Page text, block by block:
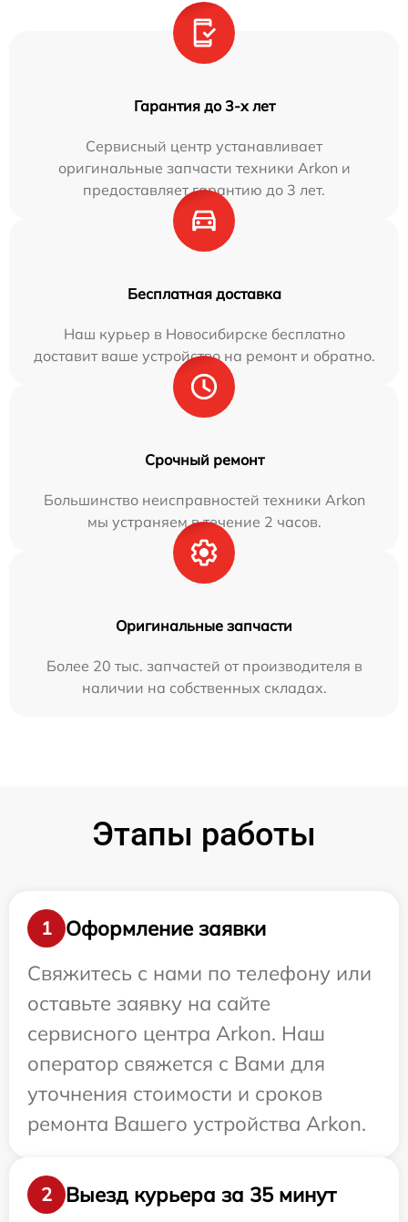
Гарантия до 3-х лет
Сервисный центр устанавливает
оригинальные запчасти техники Arkon и
предоставляет гарантию до 3 лет.
Бесплатная доставка
Наш курьер в Новосибирске бесплатно
доставит ваше устройство на ремонт и обратно.
Срочный ремонт
Большинство неисправностей техники Arkon
мы устраняем в течение 2 часов.
Оригинальные запчасти
Более 20 тыс. запчастей от производителя в
наличии на собственных складах.
Этапы работы
1
Оформление заявки
Свяжитесь с нами по телефону или
оставьте заявку на сайте
сервисного центра Arkon. Наш
оператор свяжется с Вами для
уточнения стоимости и сроков
ремонта Вашего устройства Arkon.
2 Выезд курьера за 35 минут